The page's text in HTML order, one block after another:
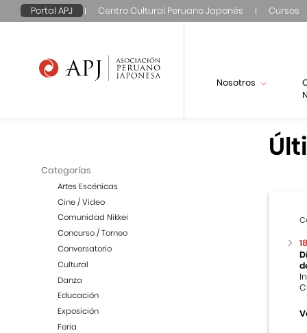
Portal APJ Centro Cultural Peruano Japonés Cursos
Nosotros
Categorías
Artes Escénicas
Cine / Video
Comunidad Nikkei
Concurso / Torneo
Conversatorio
Cultural
Danza
Educación
Exposición
Feria